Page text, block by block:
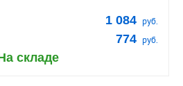
1 084 руб.
774 руб.
складе